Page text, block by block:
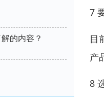
的内容？
7
目
产
8